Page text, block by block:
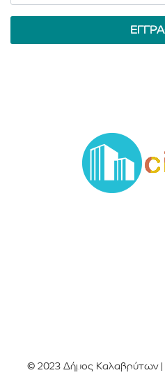
© 2023 Δήμος Καλαβρύτων |